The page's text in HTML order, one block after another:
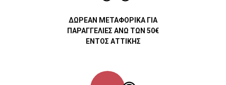
ΔΩΡΕΑΝ ΜΕΤΑΦΟΡΙΚΑ ΓΙΑ
ΠΑΡΑΓΓΕΛΙΕΣ ΑΝΩ ΤΩΝ 50€
ΕΝΤΟΣ ΑΤΤΙΚΗΣ